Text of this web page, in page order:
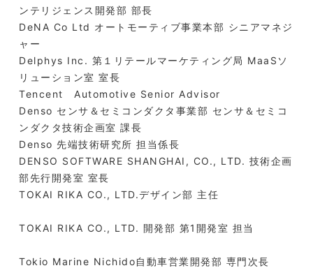
ンテリジェンス開発部 部長
DeNA Co Ltd オートモーティブ事業本部 シニアマネジ
ャー
Delphys Inc. 第１リテールマーケティング局 MaaSソ
リューション室 室長
Tencent Automotive Senior Advisor
Denso センサ＆セミコンダクタ事業部 センサ＆セミコ
ンダクタ技術企画室 課長
Denso 先端技術研究所 担当係長
DENSO SOFTWARE SHANGHAI, CO., LTD. 技術企画
部先行開発室 室長
TOKAI RIKA CO., LTD.デザイン部 主任
TOKAI RIKA CO., LTD. 開発部 第1開発室 担当
Tokio Marine Nichido自動車営業開発部 専門次長